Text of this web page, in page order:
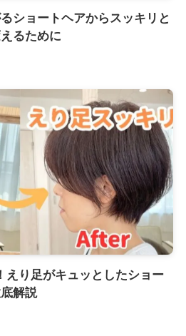
ショートヘアからスッキリと
るために
えり足がキュッとしたショー
解説